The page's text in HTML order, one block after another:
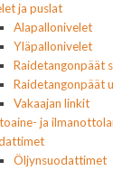
ja puslat
Alapallonivelet
Yläpallonivelet
Raidetangonpäät
Raidetangonpäät
Vakaajan linkit
ja
Öljynsuodattimet